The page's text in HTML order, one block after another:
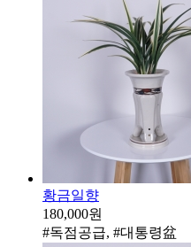
황금일향
180,000원
#독점공급, #대통령盆